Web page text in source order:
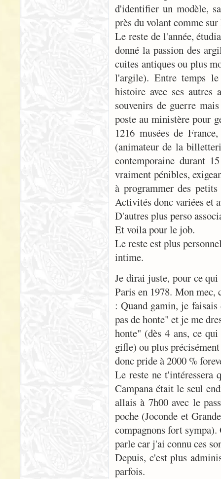
d'identifier un modèle,
près du volant comme
Le reste de l'année,
donné la passion des
cuites antiques ou plus
l'argile). Entre temps le
histoire avec ses autres
souvenirs de guerre
poste au ministère pour
1216 musées de
(animateur de la
contemporaine durant
vraiment pénibles,
à programmer des
Activités donc variées et
D'autres plus perso
Et voila pour le job.
Le reste est plus
intime.
Je dirai juste, pour ce
Paris en 1978. Mon mec,
: Quand gamin, je faisais
pas de honte" et je me
honte" (dès 4 ans, ce
gifle) ou plus
donc pride à 2000 %
Le reste ne t'intéressera
Campana était le seul
allais à 7h00 avec le
poche (Joconde et
compagnons fort
parle car j'ai connu ces
Depuis, c'est plus
parfois.